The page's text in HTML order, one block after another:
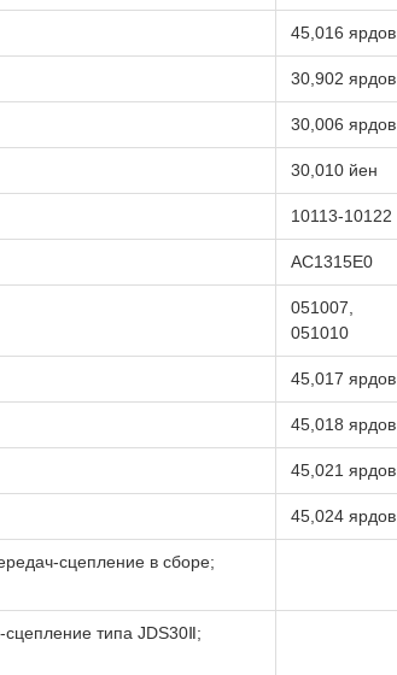
45,016 ярдов
30,902 ярдов
30,006 ярдов
30,010 йен
10113-10122
AC1315E0
051007,
051010
45,017 ярдов
45,018 ярдов
45,021 ярдов
45,024 ярдов
сцепление в сборе;
типа JDS30Ⅱ;